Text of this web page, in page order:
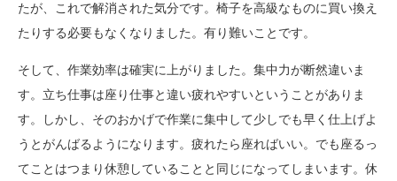
たが、これで解消された気分です。椅子を高級なものに買い換え
たりする必要もなくなりました。有り難いことです。
そして、作業効率は確実に上がりました。集中力が断然違いま
す。立ち仕事は座り仕事と違い疲れやすいということがありま
す。しかし、そのおかげで作業に集中して少しでも早く仕上げよ
うとがんばるようになります。疲れたら座ればいい。でも座るっ
てことはつまり休憩していることと同じになってしまいます。休